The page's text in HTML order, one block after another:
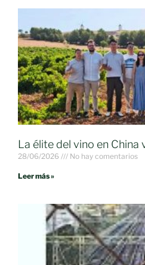
La élite del vino en China
28/06/2026 No hay comentarios
Leer más »